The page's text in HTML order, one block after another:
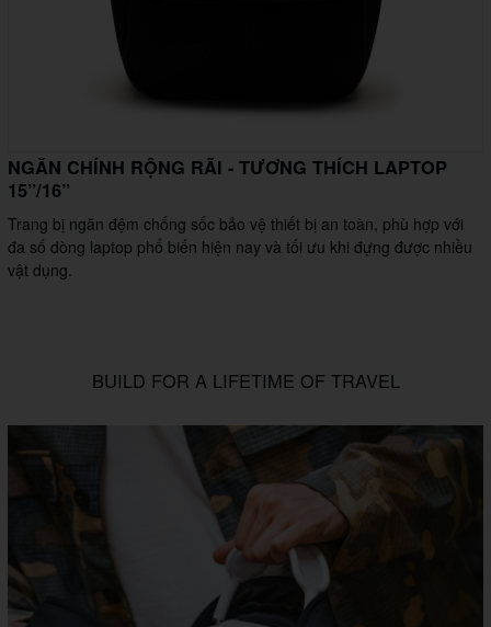
NGĂN CHÍNH RỘNG RÃI - TƯƠNG THÍCH LAPTOP
15”/16”
Trang bị ngăn đệm chống sốc bảo vệ thiết bị an toàn, phù hợp với
đa số dòng laptop phổ biến hiện nay và tối ưu khi đựng được nhiều
vật dụng.
BUILD FOR A LIFETIME OF TRAVEL